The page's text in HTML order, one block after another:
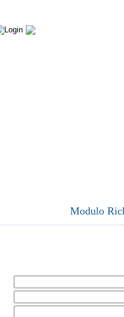
Modulo